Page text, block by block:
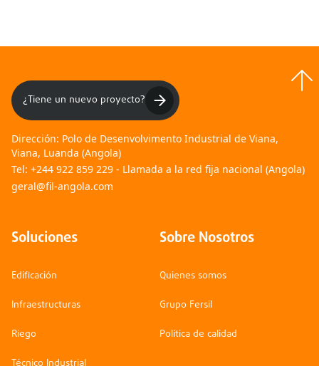
¿Tiene un nuevo proyecto?
Dirección: Polo de Desenvolvimento Industrial de Viana,
Viana, Luanda (Angola)
Tel: +244 922 859 229 - Llamada a la red fija nacional (Angola)
geral@fil-angola.com
Soluciones
Edificación
Infraestructuras
Riego
Sobre Nosotros
Quienes somos
Grupo Fersil
Política de calidad